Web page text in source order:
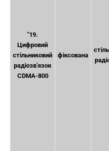
"19.
Цифровий
стільниковий
радіозв'язок
CDMA-800
фіксована